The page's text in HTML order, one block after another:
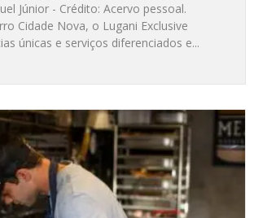
Júnior - Crédito: Acervo pessoal.
Cidade Nova, o Lugani Exclusive
únicas e serviços diferenciados e...